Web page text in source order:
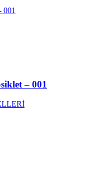
– 001